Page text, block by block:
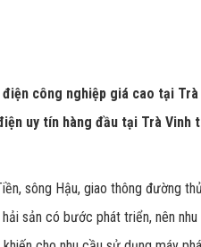
công nghiệp giá cao tại Trà
uy tín hàng đầu tại Trà Vinh
sông Hậu, giao thông đường
sản có bước phát triển, nên